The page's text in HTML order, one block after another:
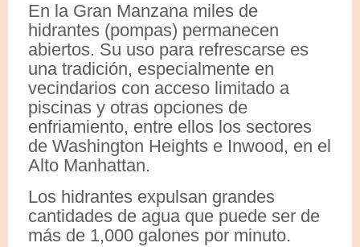
En la Gran Manzana miles de
hidrantes (pompas) permanecen
abiertos. Su uso para refrescarse es
una tradición, especialmente en
vecindarios con acceso limitado a
piscinas y otras opciones de
enfriamiento, entre ellos los sectores
de Washington Heights e Inwood, en el
Alto Manhattan.
Los hidrantes expulsan grandes
cantidades de agua que puede ser de
más de 1,000 galones por minuto.